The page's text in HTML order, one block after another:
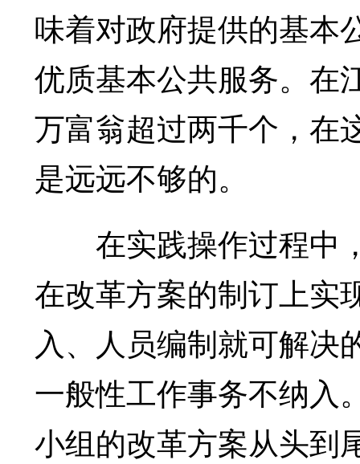
味着对政府提供的基本
优质基本公共服务。在
万富翁超过两千个，在
是远远不够的。
在实践操作过程中
在改革方案的制订上实
入、人员编制就可解决
一般性工作事务不纳入
小组的改革方案从头到